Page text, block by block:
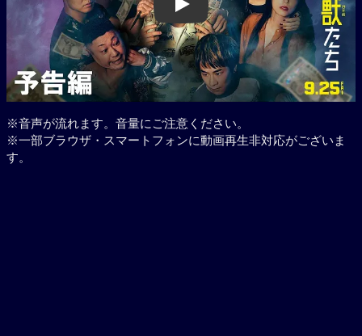
Play
※音声が流れます。音量にご注意ください。
※一部ブラウザ・スマートフォンに動画再生非対応がございま
す。